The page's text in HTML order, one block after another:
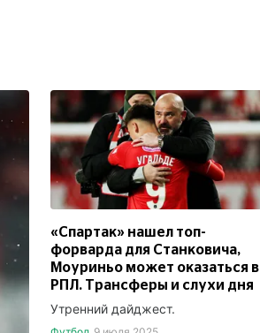
«Спартак» нашел топ-
форварда для Станковича,
Моуриньо может оказаться в
РПЛ. Трансферы и слухи дня
Утренний дайджест.